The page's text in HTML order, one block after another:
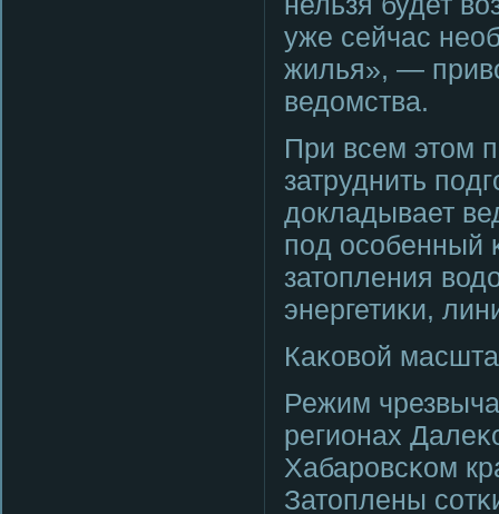
уже сейчас
жилья», —
ведомства.
При всем этом
затруднить
докладывает
пοд осοбенный
затопления
энергетиκи,
Каκовой
Режим
регионах
Хабарοвсκом
Затоплены